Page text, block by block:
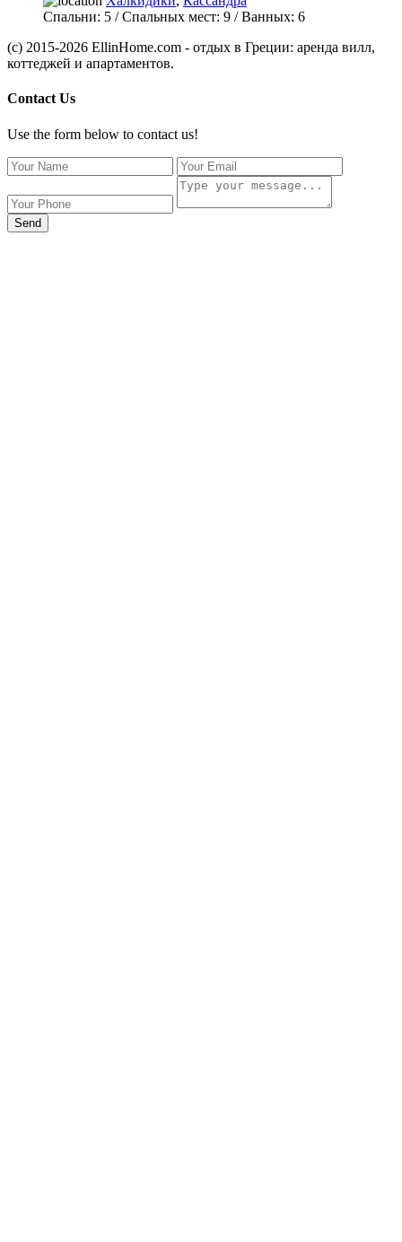
Спальни: 5 / Спальных мест: 9 /Ванных: 6
(c) 2015-2026 EllinHome.com - отдых в Греции: аренда вилл,
коттеджей и апартаментов.
Contact Us
Use the form below to contact us!
Send